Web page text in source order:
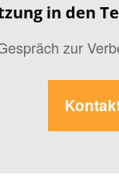
in den
zur